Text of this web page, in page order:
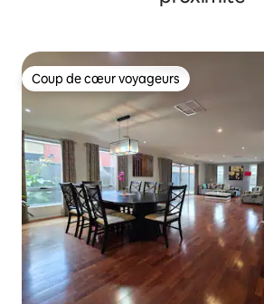
Coup de cœur voyageurs
Coup de cœur voyageurs